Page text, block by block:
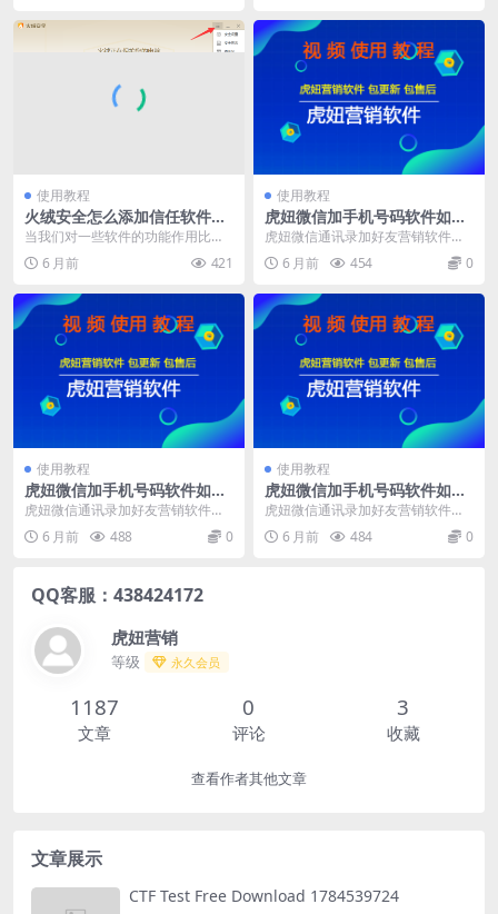
使用教程
火绒安全怎么添加信任软件如
何添加信任文件夹
当我们对一些软件的功能作用比较
熟悉时候，不希望杀毒软件对文件
进行查杀，这时候可以...
6 月前 421
使用教程
虎妞微信加手机号码软件如何
正确安装
虎妞微信通讯录加好友营销软件是
一款通过微信电脑版进行添加手机
号，qq号，微信号的...
6 月前 454 0
使用教程
虎妞微信加手机号码软件如何
自动备注【手机号/日期/名
虎妞微信通讯录加好友营销软件是
一款通过微信电脑版进行添加手机
号，qq号，微信号的...
6 月前 488 0
使用教程
虎妞微信加手机号码软件如何
自动切换账号进行轮流添加
虎妞微信通讯录加好友营销软件是
一款通过微信电脑版进行添加手机
号，qq号，微信号的...
6 月前 484 0
QQ客服：438424172
虎妞营销
等级 永久会员
1187
文章
0
评论
3
收藏
查看作者其他文章
文章展示
CTF Test Free Download 1784539724